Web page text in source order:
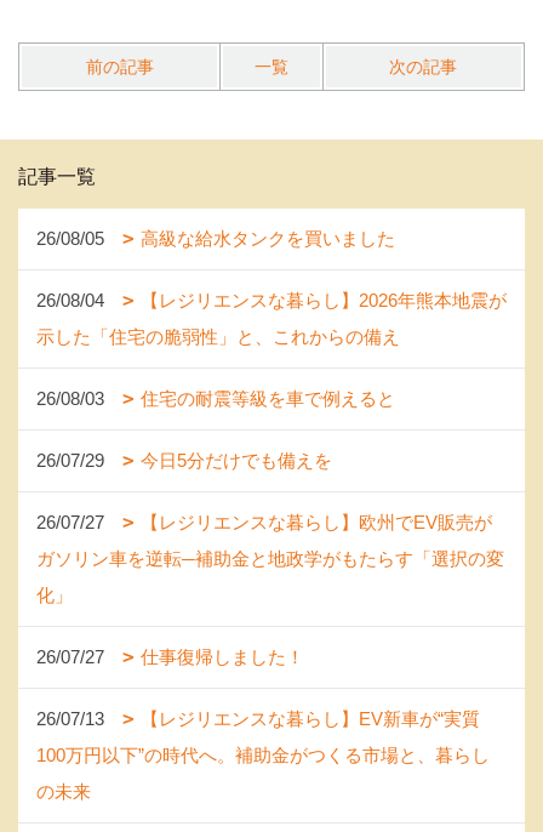
前の記事 一覧 次の記事
記事一覧
26/08/05 高級な給水タンクを買いました
26/08/04
【レジリエンスな暮らし】2026年熊本地震が
示した「住宅の脆弱性」と、これからの備え
26/08/03 住宅の耐震等級を車で例えると
26/07/29 今日5分だけでも備えを
26/07/27
【レジリエンスな暮らし】欧州でEV販売が
ガソリン車を逆転─補助金と地政学がもたらす「選択の変
化」
26/07/27 仕事復帰しました！
26/07/13
【レジリエンスな暮らし】EV新車が“実質
100万円以下”の時代へ。補助金がつくる市場と、暮らし
の未来